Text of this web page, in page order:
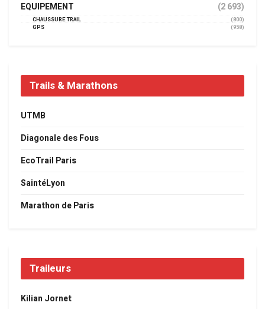
EQUIPEMENT (2 693)
CHAUSSURE TRAIL
(800)
GPS
(958)
Trails & Marathons
UTMB
Diagonale des Fous
EcoTrail Paris
SaintéLyon
Marathon de Paris
Traileurs
Kilian Jornet